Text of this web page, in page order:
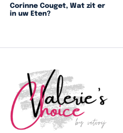
Corinne Couget, Wat zit er
in uw Eten?